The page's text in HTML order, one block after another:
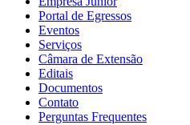
Portal de Egressos
Eventos
Serviços
Câmara de Extensão
Editais
Documentos
Contato
Perguntas Frequentes